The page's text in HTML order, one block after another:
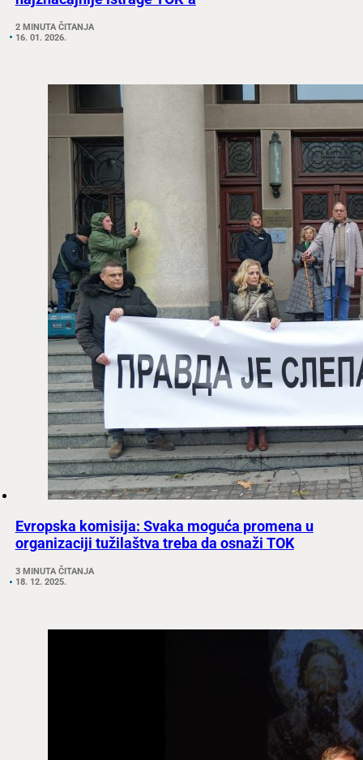
2 MINUTA ČITANJA
16. 01. 2026.
Evropska komisija: Svaka moguća promena u
organizaciji tužilaštva treba da osnaži TOK
3 MINUTA ČITANJA
18. 12. 2025.